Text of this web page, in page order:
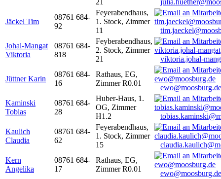
21
Jäckel Tim
08761 684-
92
Feyerabendhaus,
1. Stock, Zimmer
11
Johal-Mangat
Viktoria
08761 684-
818
Feyberabendhaus,
2. Stock, Zimmer
21
viktoria.johal-
Jüttner Karin
08761 684-
16
Rathaus, EG,
Zimmer R0.01
ewo@moosburg.de
Kaminski
Tobias
08761 684-
28
Huber-Haus, 1.
OG, Zimmer
H1.2
Kaulich
Claudia
08761 684-
62
Feyerabendhaus,
1. Stock, Zimmer
15
Kern
Angelika
08761 684-
17
Rathaus, EG,
Zimmer R0.01
ewo@moosburg.de